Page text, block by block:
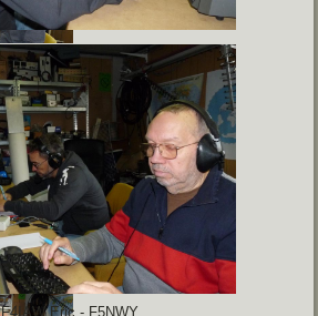
F4IAW Eric - F5NWY